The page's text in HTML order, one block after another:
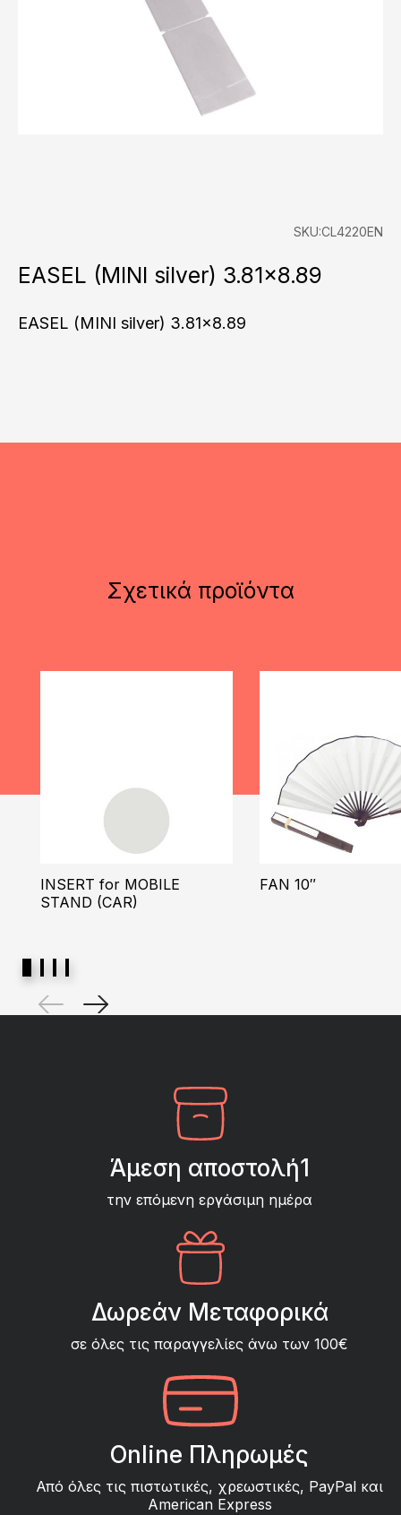
SKU:CL4220EN
EASEL (MINI silver) 3.81×8.89
EASEL (MINI silver) 3.81x8.89
Σχετικά προϊόντα
INSERT for MOBILE
STAND (CAR)
FAN 10″
Άμεση αποστολή1
την επόμενη εργάσιμη ημέρα
Δωρεάν Μεταφορικά
σε όλες τις παραγγελίες άνω των 100€
Online Πληρωμές
Από όλες τις πιστωτικές, χρεωστικές, PayPal και
American Express